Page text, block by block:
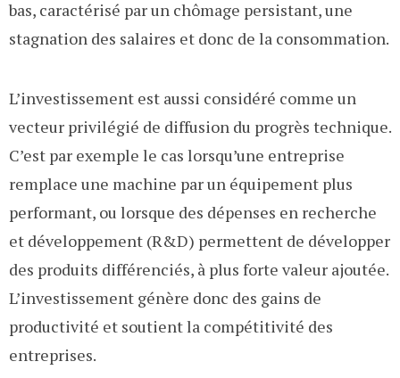
bas, caractérisé par un chômage persistant, une
stagnation des salaires et donc de la consommation.
L’investissement est aussi considéré comme un
vecteur privilégié de diffusion du progrès technique.
C’est par exemple le cas lorsqu’une entreprise
remplace une machine par un équipement plus
performant, ou lorsque des dépenses en recherche
et développement (R&D) permettent de développer
des produits différenciés, à plus forte valeur ajoutée.
L’investissement génère donc des gains de
productivité et soutient la compétitivité des
entreprises.